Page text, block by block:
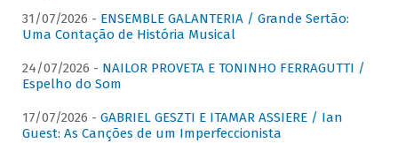
31/07/2026 - ENSEMBLE GALANTERIA / Grande Sertão:
Uma Contação de História Musical
24/07/2026 - NAILOR PROVETA E TONINHO FERRAGUTTI /
Espelho do Som
17/07/2026 - GABRIEL GESZTI E ITAMAR ASSIERE / Ian
Guest: As Canções de um Imperfeccionista